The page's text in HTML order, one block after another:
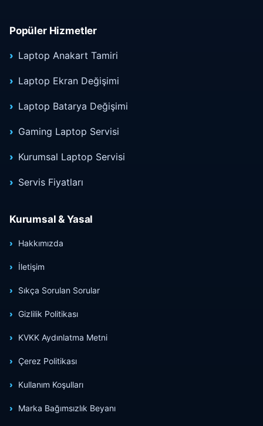
Popüler Hizmetler
Laptop Anakart Tamiri
Laptop Ekran Değişimi
Laptop Batarya Değişimi
Gaming Laptop Servisi
Kurumsal Laptop Servisi
Servis Fiyatları
Kurumsal & Yasal
Hakkımızda
İletişim
Sıkça Sorulan Sorular
Gizlilik Politikası
KVKK Aydınlatma Metni
Çerez Politikası
Kullanım Koşulları
Marka Bağımsızlık Beyanı